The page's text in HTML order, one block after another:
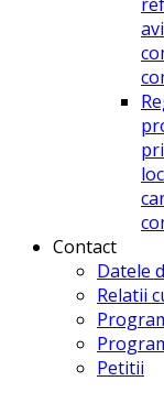
Contact
Datele
Relatii
Petitii